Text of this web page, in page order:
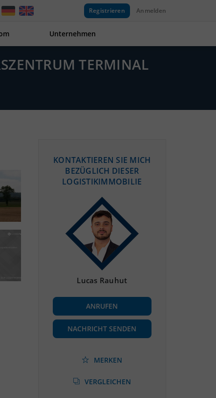
Registrieren Anmelden
Unternehmen
TERMINAL
KONTAKTIEREN SIE MICH
BEZÜGLICH DIESER
LOGISTIKIMMOBILIE
Lucas Rauhut
ANRUFEN
NACHRICHT SENDEN
MERKEN
VERGLEICHEN